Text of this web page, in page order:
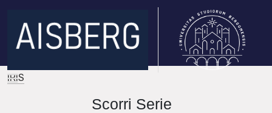
IRIS
Scorri Serie